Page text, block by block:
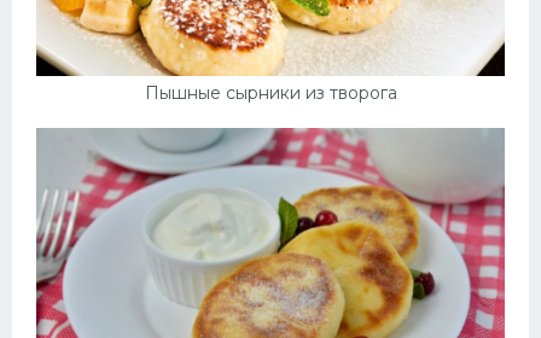
Пышные сырники из творога